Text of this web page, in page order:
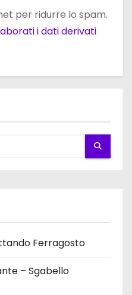
per ridurre lo spam.
i dati derivati
Ferragosto
– Sgabello